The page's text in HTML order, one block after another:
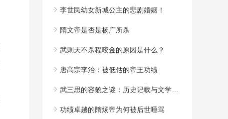
李世民幼女新城公主的悲剧婚姻！
隋文帝是否是杨广所杀
武则天不杀程咬金的原因是什么？
唐高宗李治：被低估的帝王功绩
武三思的容貌之谜：历史记载与文学想象的交织
功绩卓越的隋炀帝为何被后世唾骂